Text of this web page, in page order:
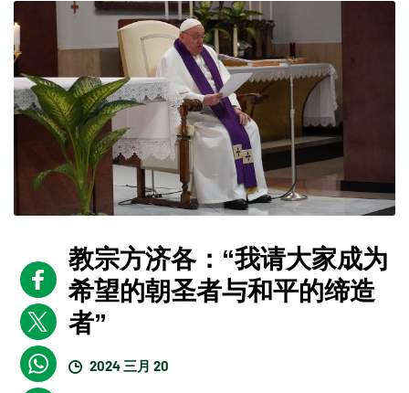
教宗方济各：“我请大家成为
希望的朝圣者与和平的缔造
者”
2024 三月 20